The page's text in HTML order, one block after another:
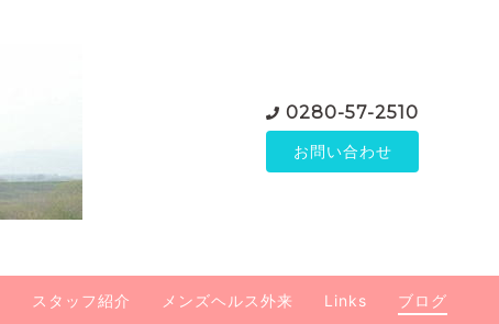
0280-57-2510
お問い合わせ
スタッフ紹介 メンズヘルス外来 Links
ブログ